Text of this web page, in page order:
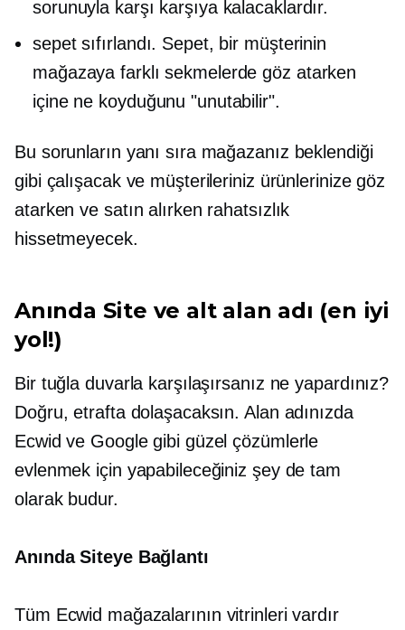
sorunuyla karşı karşıya kalacaklardır.
sepet sıfırlandı. Sepet, bir müşterinin
mağazaya farklı sekmelerde göz atarken
içine ne koyduğunu "unutabilir".
Bu sorunların yanı sıra mağazanız beklendiği
gibi çalışacak ve müşterileriniz ürünlerinize göz
atarken ve satın alırken rahatsızlık
hissetmeyecek.
Anında Site ve alt alan adı (en iyi
yol!)
Bir tuğla duvarla karşılaşırsanız ne yapardınız?
Doğru, etrafta dolaşacaksın. Alan adınızda
Ecwid ve Google gibi güzel çözümlerle
evlenmek için yapabileceğiniz şey de tam
olarak budur.
Anında Siteye Bağlantı
Tüm Ecwid mağazalarının vitrinleri vardır